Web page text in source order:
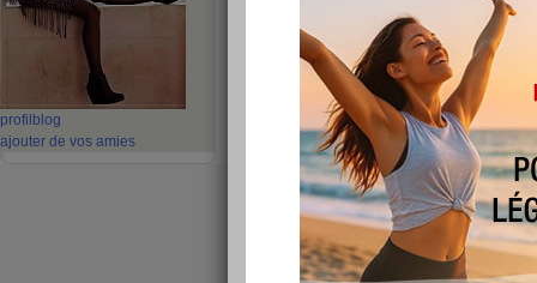
profil blog
ajouter de vos amies
21 - 30 31 - 40 41 - 50 51 -
‹ Préc. 21 22 23 24 25
55 ans et des
du soleil plein le
amis que j'aime !!!
publié le 08/07/2012 à 07:55